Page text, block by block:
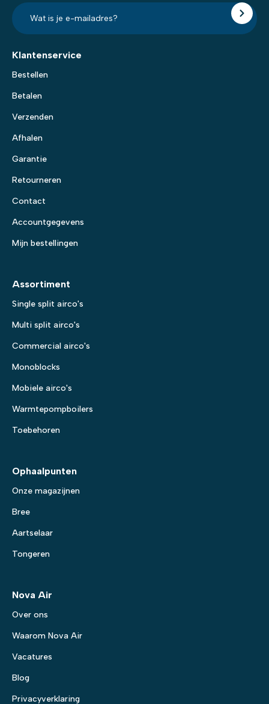
E-
mailadres?
*
Klantenservice
Bestellen
Betalen
Verzenden
Afhalen
Garantie
Retourneren
Contact
Accountgegevens
Mijn bestellingen
Assortiment
Single split airco's
Multi split airco's
Commercial airco's
Monoblocks
Mobiele airco's
Warmtepompboilers
Toebehoren
Ophaalpunten
Onze magazijnen
Bree
Aartselaar
Tongeren
Nova Air
Over ons
Waarom Nova Air
Vacatures
Blog
Privacyverklaring